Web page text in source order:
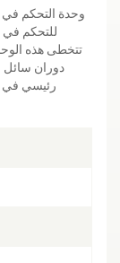
للتحكم في
تتخطى هذه
رئيسي في